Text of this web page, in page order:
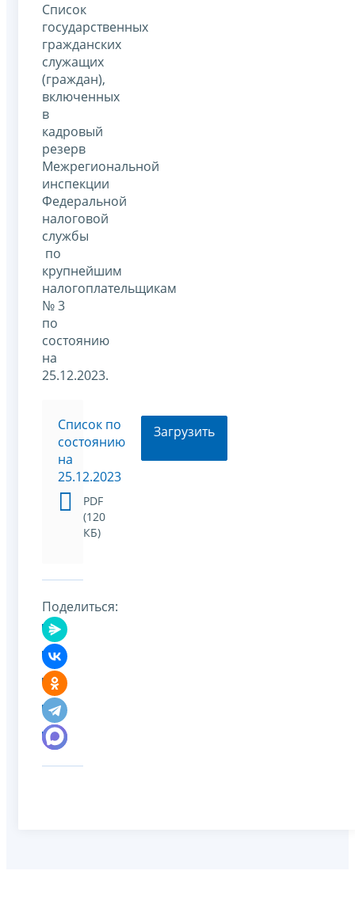
Список
государственных
гражданских
служащих
(граждан),
включенных
в
кадровый
резерв
Межрегиональной
инспекции
Федеральной
налоговой
службы
по
крупнейшим
налогоплательщикам
№ 3
по
состоянию
на
25.12.2023.
Список по
состоянию
на
25.12.2023
PDF
(120
КБ)
Загрузить
Поделиться: